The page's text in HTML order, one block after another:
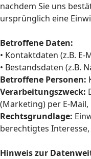
nachdem Sie uns
ursprünglich eine
Betroffene Daten:
• Kontaktdaten (z.B.
• Bestandsdaten (z.B.
Betroffene Personen:
Verarbeitungszweck:
(Marketing) per E-
Rechtsgrundlage:
berechtigtes Interesse,
Hinweis zur